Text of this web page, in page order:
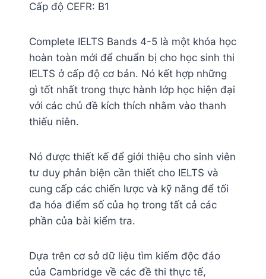
Cấp độ CEFR: B1
Complete IELTS Bands 4-5 là một khóa học
hoàn toàn mới để chuẩn bị cho học sinh thi
IELTS ở cấp độ cơ bản. Nó kết hợp những
gì tốt nhất trong thực hành lớp học hiện đại
với các chủ đề kích thích nhằm vào thanh
thiếu niên.
Nó được thiết kế để giới thiệu cho sinh viên
tư duy phản biện cần thiết cho IELTS và
cung cấp các chiến lược và kỹ năng để tối
đa hóa điểm số của họ trong tất cả các
phần của bài kiểm tra.
Dựa trên cơ sở dữ liệu tìm kiếm độc đáo
của Cambridge về các đề thi thực tế,